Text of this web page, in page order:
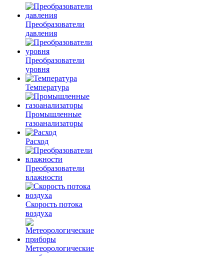
Преобразователи
давления
Преобразователи
уровня
Температура
Промышленные
газоанализаторы
Расход
Преобразователи
влажности
Скорость потока
воздуха
Метеорологические